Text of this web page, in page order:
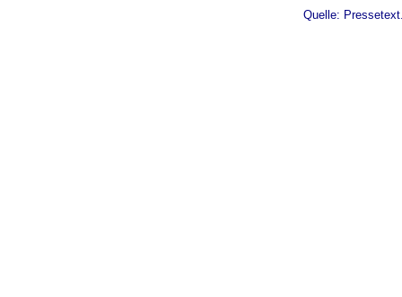
Quelle: